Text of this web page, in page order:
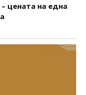
цената на една